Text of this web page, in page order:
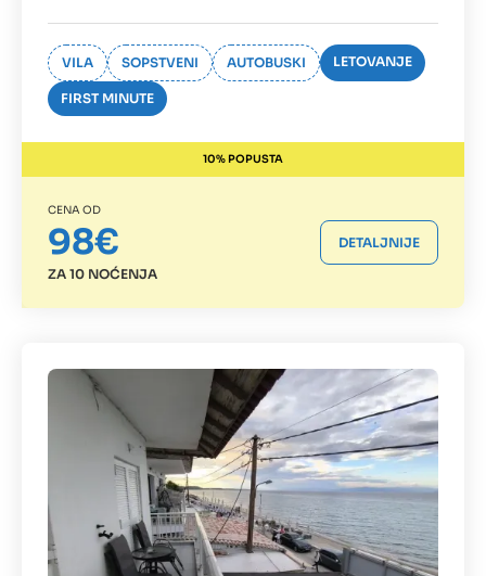
VILA SOPSTVENI AUTOBUSKI LETOVANJE
FIRST MINUTE
10% POPUSTA
CENA OD
98€
ZA 10 NOĆENJA
DETALJNIJE